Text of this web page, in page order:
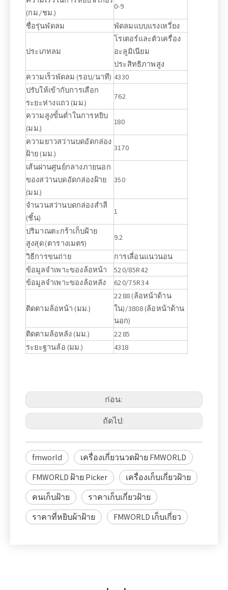
(กม./ชม.)
0-9
ชื่อรุ่นพัดลม
พัดลมแบบแรงเหวี่ยง
ประเภทลม
โรเตอร์และตัวเครื่อง
อะลูมิเนียม
ประสิทธิภาพสูง
ความเร็วพัดลม (รอบ/นาที) 4330
ปรับให้เข้ากับการเลือก
ระยะห่างแถว (มม.)
762
ความสูงขั้นต่ำในการหยิบ
(มม.)
180
ความยาวสว่านบดอัดกล่อง
ฝ้าย (มม.)
3170
เส้นผ่านศูนย์กลางภายนอก
ของสว่านบดอัดกล่องฝ้าย
(มม.)
350
จำนวนสว่านบดกล่องสำลี
(ชิ้น)
1
ปริมาณตะกร้าเก็บฝ้าย
สูงสุด (ตารางเมตร)
9.2
วิธีการขนถ่าย
การเลื่อนแนวนอน
ข้อมูลจำเพาะของล้อหน้า
520/85R42
ข้อมูลจำเพาะของล้อหลัง
620/75R34
ติดตามล้อหน้า (มม.)
2288 (ล้อหน้าด้าน
ใน)/3808 (ล้อหน้าด้าน
นอก)
ติดตามล้อหลัง (มม.)
2285
ระยะฐานล้อ (มม.)
4318
ก่อน:
ถัดไป:
fmworld
เครื่องเกี่ยวนวดฝ้าย FMWORLD
FMWORLD ฝ้าย Picker
เครื่องเก็บเกี่ยวฝ้าย
คนเก็บฝ้าย
ราคาเก็บเกี่ยวฝ้าย
ราคาที่หยิบผ้าฝ้าย
FMWORLD เก็บเกี่ยว